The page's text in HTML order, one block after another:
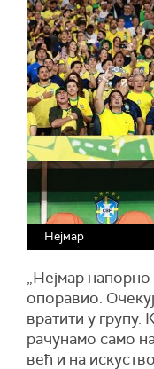
Нејмар
„Нејмар
опоравио.
вратити у
рачунамо само
већ и на